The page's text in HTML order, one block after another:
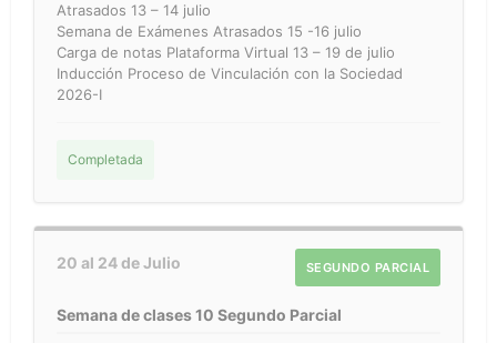
Atrasados 13 – 14 julio
Semana de Exámenes Atrasados 15 -16 julio
Carga de notas Plataforma Virtual 13 – 19 de julio
Inducción Proceso de Vinculación con la Sociedad
2026-I
Completada
20 al 24 de Julio SEGUNDO PARCIAL
Semana de clases 10 Segundo Parcial